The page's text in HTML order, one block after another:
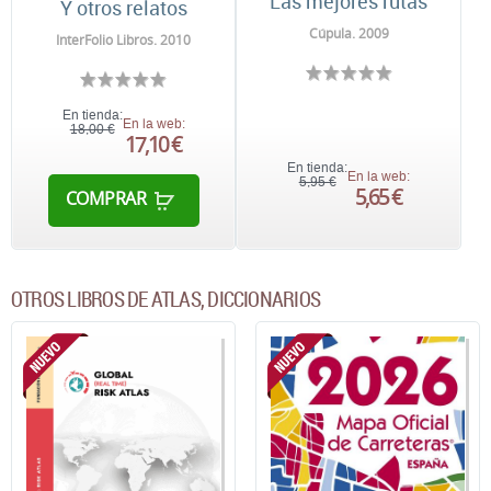
Y otros relatos
InterFolio Libros. 2010
En tienda:
18,00 € En la web:
17,10 €
COMPRAR
Cúpula. 2009
En tienda:
5,95 €
En la web:
5,65 €
OTROS LIBROS DE ATLAS, DICCIONARIOS